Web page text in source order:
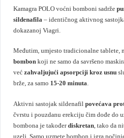
Kamagra POLO voćni bomboni sadrže
sildenafila – identičnog aktivnog
dokazanoj Viagri.
Međutim, umjesto tradicionalne tablete,
bombon koji ne samo da savršeno
već zahvaljujući apsorpciji kroz usnu
brže, za samo 15-20 minuta.
Aktivni sastojak sildenafil povećava
čvrstu i pouzdanu erekciju čim dođe do
bombona je takođerdiskretan , tako da
uzeli. Samo uzmete bombon i igra